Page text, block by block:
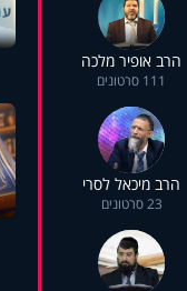
הרב אופיר מלכה
111 סרטונים
הרב מיכאל לסרי
23 סרטונים